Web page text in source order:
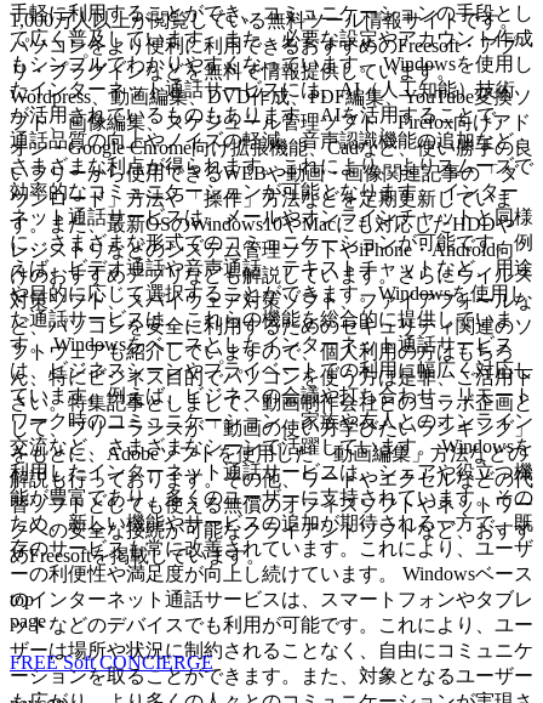
手軽に利用することができ、コミュニケーションの手段とし
て広く普及しています。また、必要な設定やアカウント作成
もシンプルでわかりやすくなっています。 Windowsを使用し
たインターネット通話サービスには、AI（人工知能）技術
が活用されているものもあります。AIを活用することで、
通話品質の向上やノイズの軽減、音声認識機能の追加など、
さまざまな利点が得られます。これにより、よりスムーズで
効率的なコミュニケーションが可能となります。 インター
ネット通話サービスは、メールやオンラインチャットと同様
に、さまざまな形式でのコミュニケーションが可能です。例
えば、ビデオ通話や音声通話、テキストチャットなど、用途
や目的に応じて選択することができます。Windowsを使用し
た通話サービスは、これらの機能を総合的に提供していま
す。 Windowsをベースとしたインターネット通話サービス
は、ビジネスシーンやプライベートでの利用に幅広く対応し
ています。例えば、ビジネスの会議や打ち合わせ、リモート
ワーク時のコミュニケーション、家族や友人とのオンライン
交流など、さまざまなシーンで活躍しています。 Windowsを
利用したインターネット通話サービスは、シェアや役立つ機
能が豊富であり、多くのユーザーに支持されています。その
ため、新しい機能やサービスの追加が期待される一方で、既
存のサービスも常に改善されています。これにより、ユーザ
ーの利便性や満足度が向上し続けています。 Windowsベース
のインターネット通話サービスは、スマートフォンやタブレ
ットなどのデバイスでも利用が可能です。これにより、ユー
ザーは場所や状況に制約されることなく、自由にコミュニケ
ーションを取ることができます。また、対象となるユーザー
1,000万人以上が閲覧している無料ツール情報サイトです。
パソコンをより便利に利用できるおすすめのFreesoft・アプ
リ・プラグインなどを無料で情報提供しています。
Wordpress、動画編集、DVD作成、PDF編集、YouTube変換ソ
フト、画像編集、スケジュール管理ソフト、Firefox向けアド
オン・Google Chrome向け拡張機能、Cadなど、使い勝手の良
いフリーから使用できるWEBや動画・画像関連記事の「ダ
ウンロード」方法や「操作」方法などを定期更新していま
す。また、最新OSのWindows10やMacにも対応したHDDや
レジストリなどのシステム管理ソフトやiPhone・Android向
けのおすすめアプリなども解説しています。さらにウイルス
対策ソフト、スパイウェア対策ソフト、ファイアフォールな
ど、パソコンを安全に利用するためのセキュリティ関連のソ
フトウェアも紹介していますので、個人利用の方はもちろ
ん、特にビジネス目的でパソコンを使う方は是非、ご活用下
さい。特集記事としまして、動画制作会社とのコラボ企画と
して、フリーランスが「動画の使い方学びたいランキング」
をもとに、Adobeソフトを使用した「動画編集」方法などの
解説も行っております。その他、ワードやエクセルなどの代
替ソフトとしても使える無償のオフィスソフトやネットワー
クへの安全な接続が可能なクライアントソフトなど、おすす
めFreesoftを掲載しています。
top
page
FREE Soft CONCIERGE